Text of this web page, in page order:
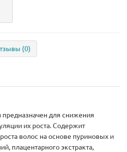
(0)
для снижения
их роста. Содержит
волос на основе пуриновых и
плацентарного экстракта,